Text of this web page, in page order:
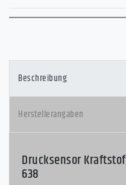
Beschreibung
Herstellerangaben
Drucksensor
638